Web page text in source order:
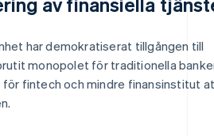
har demokratiserat tillgången till
monopolet för traditionella
fintech och mindre finansinstitut